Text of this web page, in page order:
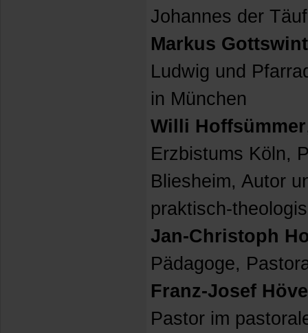
Johannes der
Markus
Ludwig und
in München
Willi Hoffsümmer
Erzbistums Köln,
Bliesheim, Autor
praktisch-
Jan-Christoph
Pädagoge,
Franz-Josef
Pastor im